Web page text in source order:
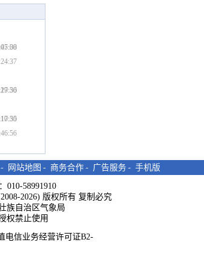
- 网站地图 - 商务合作 - 广告服务 - 手机版
010-58991910
2026) 版权所有 复制必究
族自治区气象局
权禁止使用
电信业务经营许可证B2-